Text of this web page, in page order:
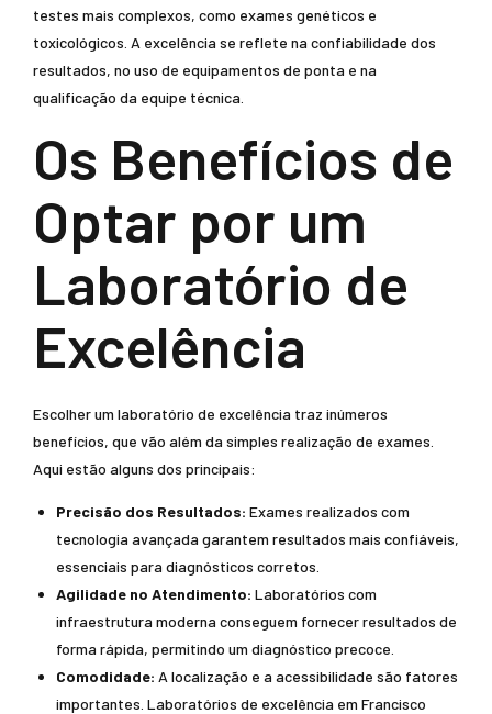
testes mais complexos, como exames genéticos e
toxicológicos. A excelência se reflete na confiabilidade dos
resultados, no uso de equipamentos de ponta e na
qualificação da equipe técnica.
Os Benefícios de
Optar por um
Laboratório de
Excelência
Escolher um laboratório de excelência traz inúmeros
benefícios, que vão além da simples realização de exames.
Aqui estão alguns dos principais:
Precisão dos Resultados: Exames realizados com
tecnologia avançada garantem resultados mais confiáveis,
essenciais para diagnósticos corretos.
Agilidade no Atendimento: Laboratórios com
infraestrutura moderna conseguem fornecer resultados de
forma rápida, permitindo um diagnóstico precoce.
Comodidade: A localização e a acessibilidade são fatores
importantes. Laboratórios de excelência em Francisco